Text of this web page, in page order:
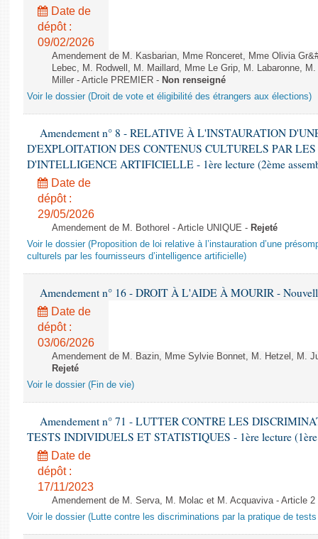
Date de
dépôt :
09/02/2026
Amendement de M. Kasbarian, Mme Ronceret, Mme Olivia
Lebec, M. Rodwell, M. Maillard, Mme Le Grip, M. Labaronne,
Miller - Article PREMIER - Non renseigné
Voir le dossier (Droit de vote et éligibilité des étrangers aux élections)
Amendement n° 8 - RELATIVE À L'INSTAURATION
D'EXPLOITATION DES CONTENUS CULTURELS PAR LES
D'INTELLIGENCE ARTIFICIELLE - 1ère lecture (2ème
Date de
dépôt :
29/05/2026
Amendement de M. Bothorel - Article UNIQUE - Rejeté
Voir le dossier (Proposition de loi relative à l’instauration d’une
culturels par les fournisseurs d’intelligence artificielle)
Amendement n° 16 - DROIT À L'AIDE À MOURIR -
Date de
dépôt :
03/06/2026
Amendement de M. Bazin, Mme Sylvie Bonnet, M. Hetzel, M.
Rejeté
Voir le dossier (Fin de vie)
Amendement n° 71 - LUTTER CONTRE LES
TESTS INDIVIDUELS ET STATISTIQUES - 1ère lecture (1ère
Date de
dépôt :
17/11/2023
Amendement de M. Serva, M. Molac et M. Acquaviva - Article
Voir le dossier (Lutte contre les discriminations par la pratique de